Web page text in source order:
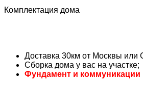
Комплектация дома
Доставка 30км от Москвы или
Сборка дома у вас на участке;
Фундамент и коммуникации